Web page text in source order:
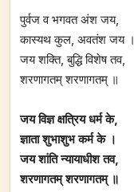
पुर्वज व भगवत अंश जय,
कास्यथ कुल, अवतंश जय ।
जय शक्ति, बुद्धि विशेष तव,
शरणागतम् शरणागतम् ॥
जय विज्ञ क्षत्रिय धर्म के,
ज्ञाता शुभाशुभ कर्म के ।
जय शांति न्यायाधीश तव,
शरणागतम् शरणागतम् ॥